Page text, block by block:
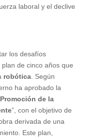
laboral y el declive
los desafíos
de cinco años que
robótica. Según
ha aprobado la
de la
”, con el objetivo de
derivada de una
Este plan,